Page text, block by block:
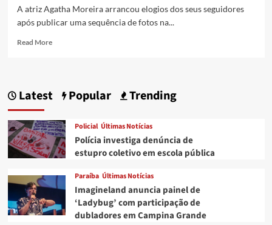
A atriz Agatha Moreira arrancou elogios dos seus seguidores
após publicar uma sequência de fotos na...
Read MoreRead
curte
e
posta
sequência
de
sexy
nas
redes
Latest Popular Trending
Policial Últimas Notícias
Polícia investiga denúncia de
estupro coletivo em escola pública
Paraíba Últimas Notícias
Imagineland anuncia painel de
‘Ladybug’ com participação de
dubladores em Campina Grande